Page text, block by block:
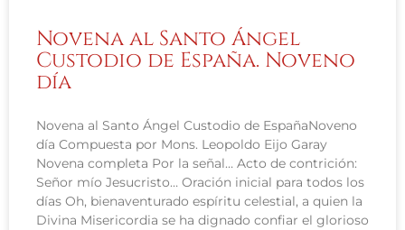
Novena al Santo Ángel
Custodio de España. Noveno
día
Novena al Santo Ángel Custodio de EspañaNoveno
día Compuesta por Mons. Leopoldo Eijo Garay
Novena completa Por la señal… Acto de contrición:
Señor mío Jesucristo… Oración inicial para todos los
días Oh, bienaventurado espíritu celestial, a quien la
Divina Misericordia se ha dignado confiar el glorioso